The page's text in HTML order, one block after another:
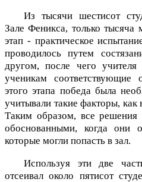
Из тысячи шестисот
Зале Феникса, только
этап - практическое
проводилось путем
другом, после чего учителя
ученикам
этого этапа победа была
учитывали такие факторы, как
Таким образом, все решения
обоснованными, когда они
которые могли попасть в зал.
Используя эти две
отсеивал около пятисот